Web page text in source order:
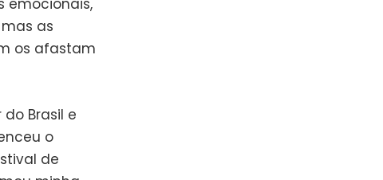
emocionais,
as
os afastam
Brasil e
o
de